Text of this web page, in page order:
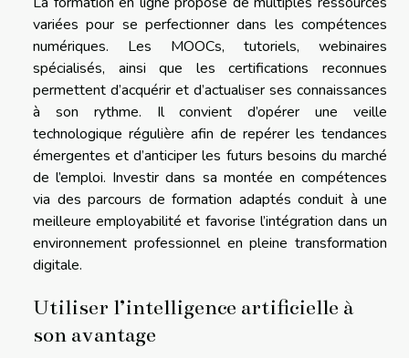
variées pour se perfectionner dans les compétences
numériques. Les MOOCs, tutoriels, webinaires
spécialisés, ainsi que les certifications reconnues
permettent d’acquérir et d’actualiser ses connaissances
à son rythme. Il convient d’opérer une veille
technologique régulière afin de repérer les tendances
émergentes et d’anticiper les futurs besoins du marché
de l’emploi. Investir dans sa montée en compétences
via des parcours de formation adaptés conduit à une
meilleure employabilité et favorise l’intégration dans un
environnement professionnel en pleine transformation
digitale.
Utiliser l’intelligence artificielle à
son avantage